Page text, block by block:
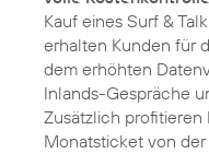
Kauf eines Surf &
erhalten Kunden für
dem erhöhten
Inlands-Gespräche
Zusätzlich profitieren
Monatsticket von